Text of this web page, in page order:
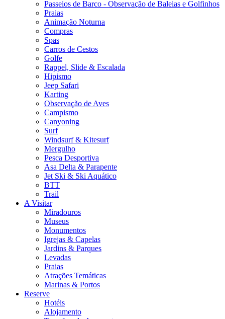
Passeios de Barco - Observação de Baleias e Golfinhos
Praias
Animação Noturna
Compras
Spas
Carros de Cestos
Golfe
Rappel, Slide & Escalada
Hipismo
Jeep Safari
Karting
Observação de Aves
Campismo
Canyoning
Surf
Windsurf & Kitesurf
Mergulho
Pesca Desportiva
Asa Delta & Parapente
Jet Ski & Ski Aquático
BTT
Trail
A Visitar
Miradouros
Museus
Monumentos
Igrejas & Capelas
Jardins & Parques
Levadas
Praias
Atrações Temáticas
Marinas & Portos
Reserve
Hotéis
Alojamento